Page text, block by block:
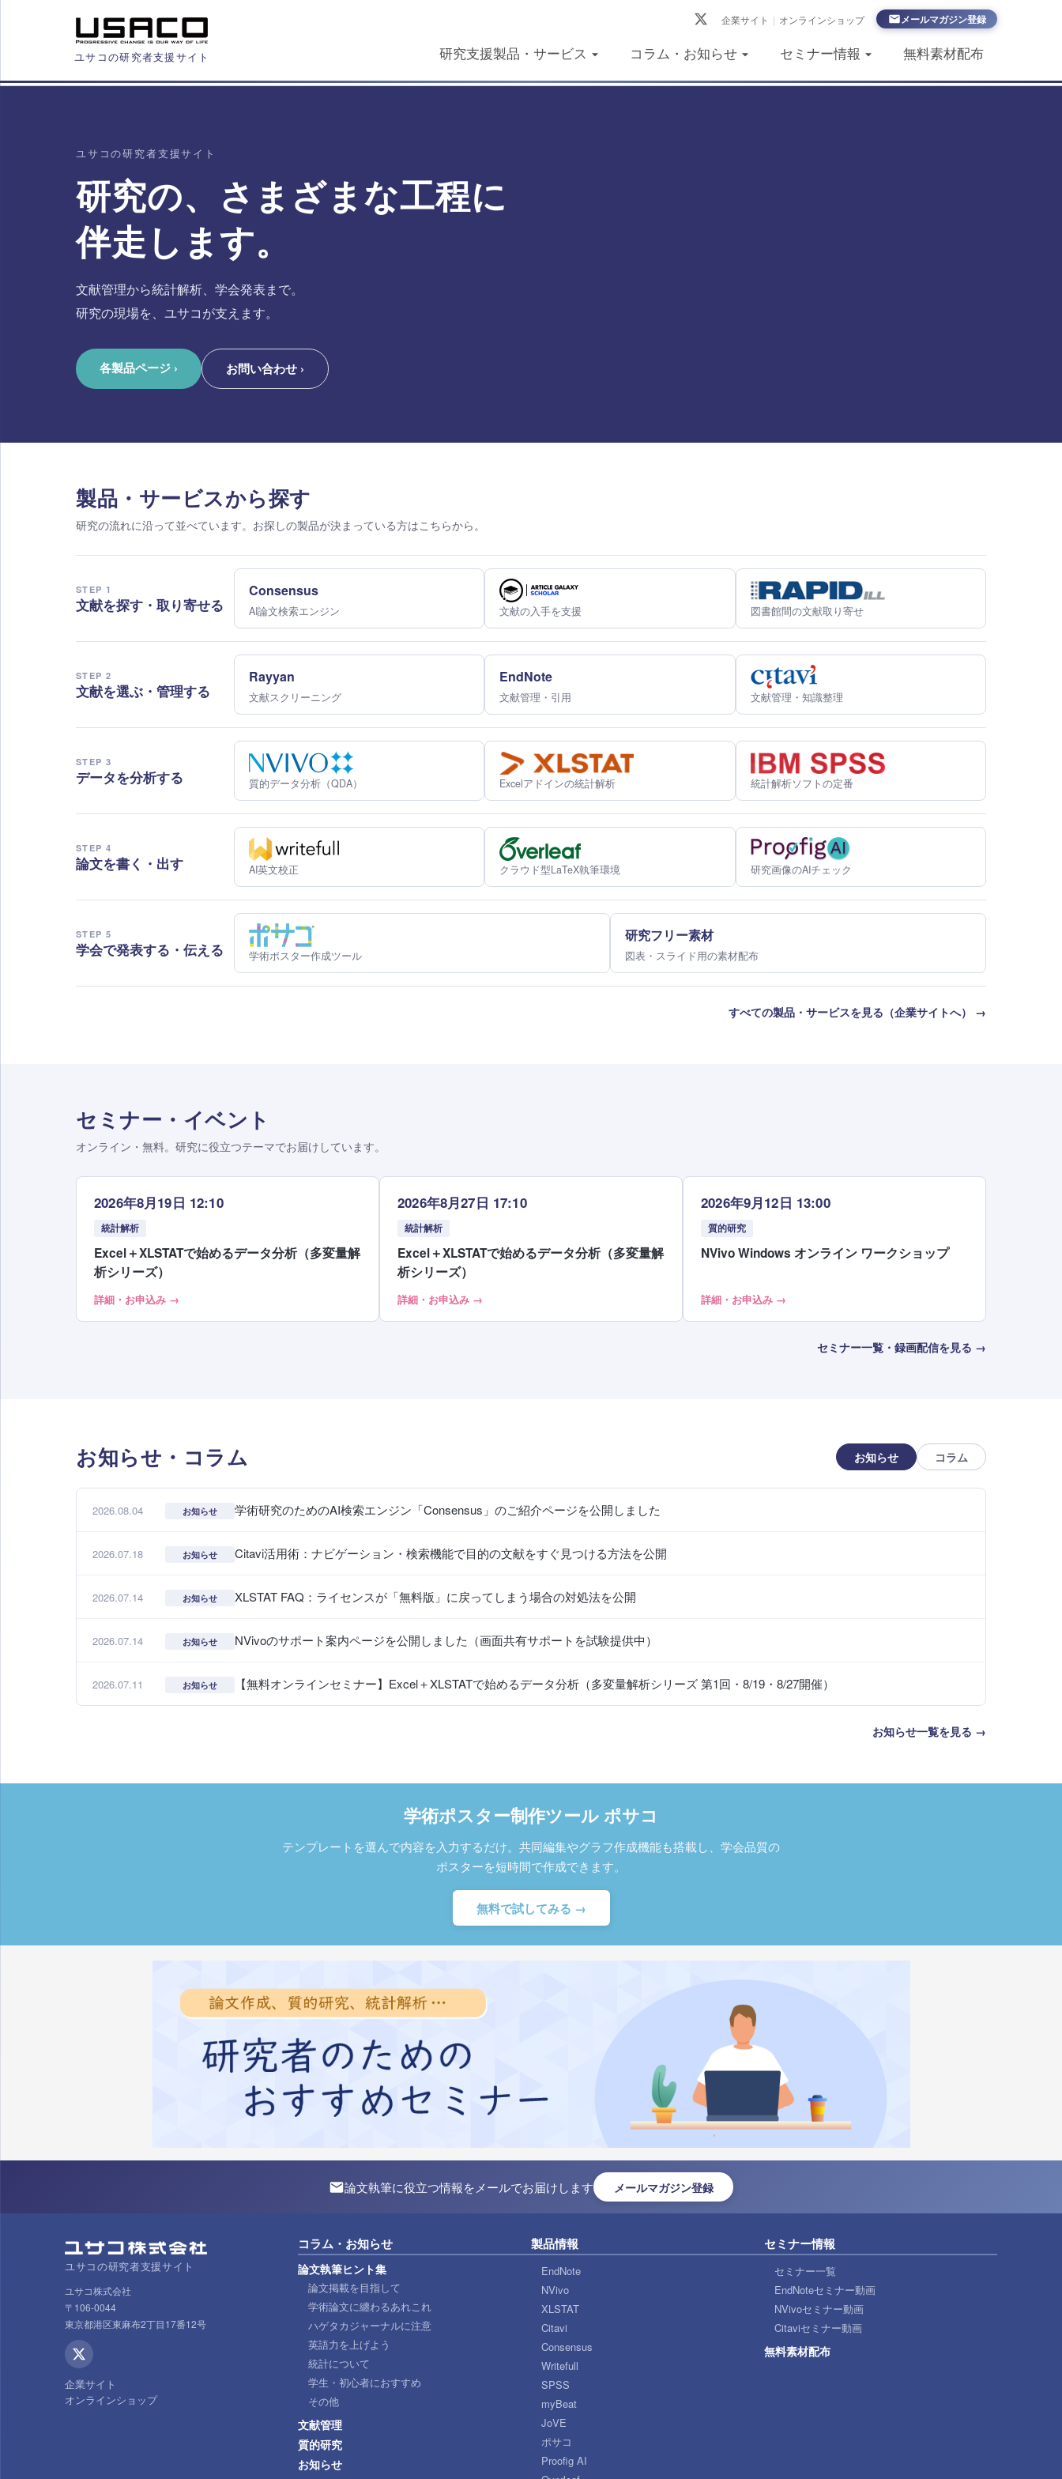
ユサコの研究者支援サイト
企業サイト | オンラインショップ メールマガジン登録
研究支援製品・サービス コラム・お知らせ セミナー情報 無料素材配布
ユサコの研究者支援サイト
研究の、さまざまな工程に
伴走します。
文献管理から統計解析、学会発表まで。
研究の現場を、ユサコが支えます。
各製品ページ › お問い合わせ ›
製品・サービスから探す
研究の流れに沿って並べています。お探しの製品が決まっている方はこちらから。
STEP 1
文献を探す・取り寄せる
Consensus
AI論文検索エンジン 文献の入手を支援 図書館間の文献取り寄せ
STEP 2
文献を選ぶ・管理する
Rayyan
文献スクリーニング
EndNote
文献管理・引用 文献管理・知識整理
STEP 3
データを分析する 質的データ分析（QDA） Excelアドインの統計解析 統計解析ソフトの定番
STEP 4
論文を書く・出す AI英文校正 クラウド型LaTeX執筆環境 研究画像のAIチェック
STEP 5
学会で発表する・伝える 学術ポスター作成ツール
研究フリー素材
図表・スライド用の素材配布
すべての製品・サービスを見る（企業サイトへ） →
セミナー・イベント
オンライン・無料。研究に役立つテーマでお届けしています。
2026年8月19日 12:10
統計解析
Excel＋XLSTATで始めるデータ分析（多変量解
析シリーズ）
詳細・お申込み →
2026年8月27日 17:10
統計解析
Excel＋XLSTATで始めるデータ分析（多変量解
析シリーズ）
詳細・お申込み →
2026年9月12日 13:00
質的研究
NVivo Windows オンライン ワークショップ
詳細・お申込み →
セミナー一覧・録画配信を見る →
お知らせ・コラム お知らせ コラム
2026.08.04 お知らせ 学術研究のためのAI検索エンジン「Consensus」のご紹介ページを公開しました
2026.07.18 お知らせ Citavi活用術：ナビゲーション・検索機能で目的の文献をすぐ見つける方法を公開
2026.07.14 お知らせ XLSTAT FAQ：ライセンスが「無料版」に戻ってしまう場合の対処法を公開
2026.07.14 お知らせ NVivoのサポート案内ページを公開しました（画面共有サポートを試験提供中）
2026.07.11 お知らせ 【無料オンラインセミナー】Excel＋XLSTATで始めるデータ分析（多変量解析シリーズ 第1回・8/19・8/27開催）
お知らせ一覧を見る →
学術ポスター制作ツール ポサコ
テンプレートを選んで内容を入力するだけ。共同編集やグラフ作成機能も搭載し、学会品質の
ポスターを短時間で作成できます。
無料で試してみる →
論文執筆に役立つ情報をメールでお届けします メールマガジン登録
ユサコの研究者支援サイト
ユサコ株式会社
〒106-0044
東京都港区東麻布2丁目17番12号
企業サイト
オンラインショップ
コラム・お知らせ
論文執筆ヒント集
論文掲載を目指して
学術論文に纏わるあれこれ
ハゲタカジャーナルに注意
英語力を上げよう
統計について
学生・初心者におすすめ
その他
文献管理
質的研究
お知らせ
製品情報
EndNote
NVivo
XLSTAT
Citavi
Consensus
Writefull
SPSS
myBeat
JoVE
ポサコ
Proofig AI
セミナー情報
セミナー一覧
EndNoteセミナー動画
NVivoセミナー動画
Citaviセミナー動画
無料素材配布